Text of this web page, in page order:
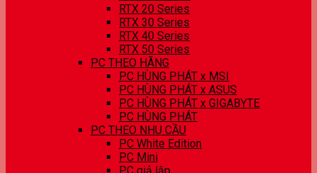
RTX 20 Series
RTX 30 Series
RTX 40 Series
RTX 50 Series
PC THEO HÃNG
PC HÙNG PHÁT x MSI
PC HÙNG PHÁT x ASUS
PC HÙNG PHÁT x GIGABYTE
PC HÙNG PHÁT
PC THEO NHU CẦU
PC White Edition
PC Mini